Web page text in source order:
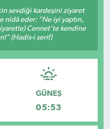
sevdiği kardeşini ziyaret
nidâ eder: "Ne iyi yaptın,
Cennet'te kendine
(Hadis-i şerif)
GÜNEŞ
05:53